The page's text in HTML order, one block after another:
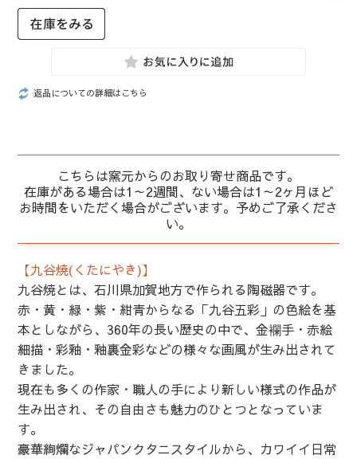
返品についての詳細はこちら
こちらは窯元からのお取り寄せ商品です。
在庫がある場合は1～2週間、ない場合は1～2ヶ月ほど
お時間をいただく場合がございます。予めご了承くださ
い。
【九谷焼(くたにやき)】
九谷焼とは、石川県加賀地方で作られる陶磁器です。
赤・黄・緑・紫・紺青からなる「九谷五彩」の色絵を基
本としながら、360年の長い歴史の中で、金襴手・赤絵
細描・彩釉・釉裏金彩などの様々な画風が生み出されて
きました。
現在も多くの作家・職人の手により新しい様式の作品が
生み出され、その自由さも魅力のひとつとなっていま
す。
豪華絢爛なジャパンクタニスタイルから、カワイイ日常